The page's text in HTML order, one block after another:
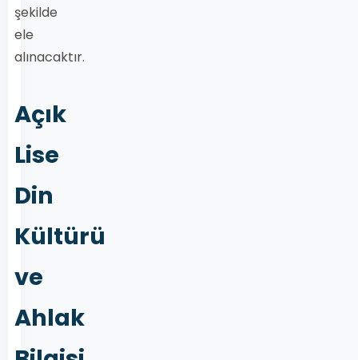
şekilde
ele
alınacaktır.
Açık
Lise
Din
Kültürü
ve
Ahlak